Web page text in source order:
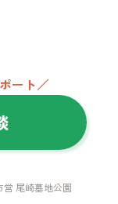
ート／
営 尾崎墓地公園